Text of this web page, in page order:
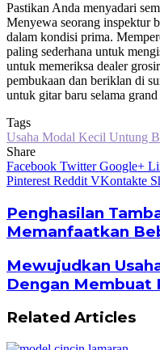
Pastikan Anda menyadari
Menyewa seorang inspektur
dalam kondisi prima.
paling sederhana untuk
untuk memeriksa dealer
pembukaan dan beriklan di
untuk gitar baru selama
Tags
Usaha Modal Kecil Untung
Share
Facebook Twitter Google+
Pinterest Reddit VKontakte
Penghasilan
Memanfaatkan
Mewujudkan
Dengan Membuat
Related Articles